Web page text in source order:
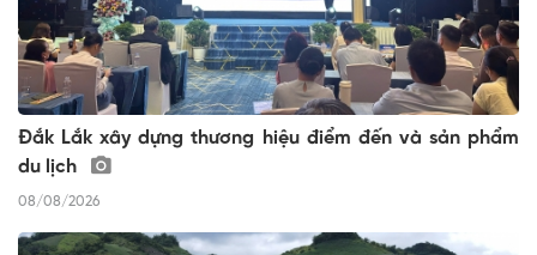
Đắk Lắk xây dựng thương hiệu điểm đến và sản phẩm
du lịch
08/08/2026